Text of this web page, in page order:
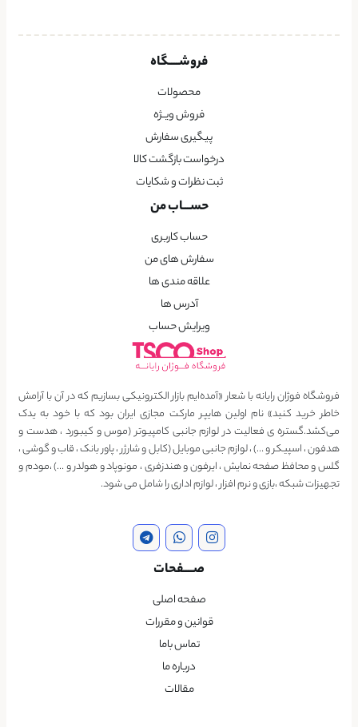
فروشــــگاه
محصولات
فروش ویــژه
پیگیری سفارش
درخواست بازگشت کالا
ثبت نظرات و شکایات
حســـاب من
حساب کاربری
سفارش های من
علاقه مندی ها
آدرس ها
ویرایش حساب
فروشگاه فوژان رایانه با شعار «آمده‌ایم بازار الکترونیکی بسازیم که در آن با آرامش
خاطر خرید کنید» نام اولین هایپر مارکت مجازی ایران بود که با خود به یدک
می‌کشد.گستره ی فعالیت در لوازم جانبی کامپیوتر (موس و کیبورد ، هدست و
هدفون ، اسپیکر و …) ، لوازم جانبی موبایل (کابل و شارژر ، پاور بانک ، قاب و گوشی ،
گلس و محافظ صفحه نمایش ، ایرفون و هندزفری ، مونوپاد و هولدر و …) ،مودم و
تجهیزات شبکه ،بازی و نرم افزار ، لوازم اداری را شامل می شود.
صــــفحات
صفحه اصلی
قوانین و مقررات
تماس باما
درباره ما
مقالات